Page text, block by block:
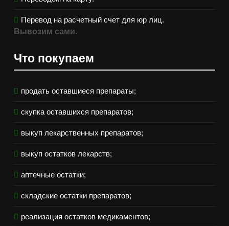
Перевод на расчетный счет для юр лиц.
Вывозим сами.
Что покупаем
продать оставшиеся препараты;
скупка оставшихся препаратов;
выкуп лекарственных препаратов;
выкуп остатков лекарств;
аптечные остатки;
складские остатки препаратов;
реализация остатков медикаментов;